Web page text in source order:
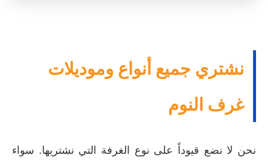
نشتري جميع أنواع وموديلات
غرف النوم
نحن لا نضع قيوداً على نوع الغرفة التي نشتريها. سواء